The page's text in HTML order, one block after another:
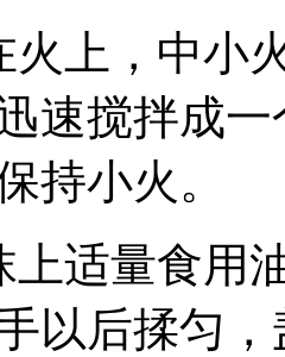
火上，中小
速搅拌成
持小火。
上适量食用
以后揉匀